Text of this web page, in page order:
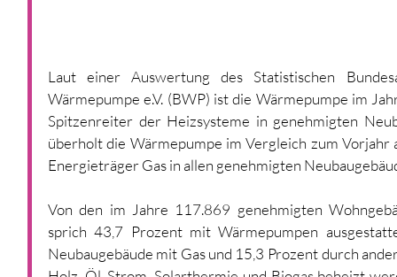
Laut einer Auswertung des Statistischen
Wärmepumpe e.V. (BWP) ist die Wärmepumpe im
Spitzenreiter der Heizsysteme in genehmigten
überholt die Wärmepumpe im Vergleich zum Vorjahr
Energieträger Gas in allen genehmigten
Von den im Jahre 117.869 genehmigten
sprich 43,7 Prozent mit Wärmepumpen
Neubaugebäude mit Gas und 15,3 Prozent durch